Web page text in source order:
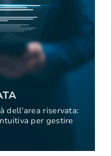
dell'area riservata:
per gestire
dell'area riservata:
per gestire